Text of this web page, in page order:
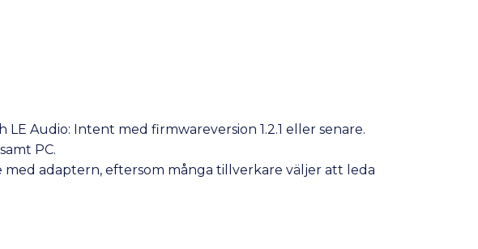
Audio: Intent med firmwareversion 1.2.1 eller senare.
PC.
adaptern, eftersom många tillverkare väljer att leda